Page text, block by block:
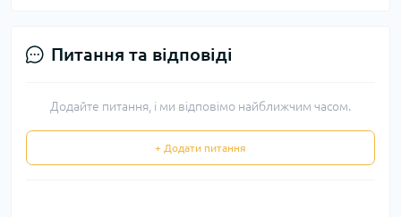
Питання та відповіді
Додайте питання, і ми відповімо найближчим часом.
+ Додати питання